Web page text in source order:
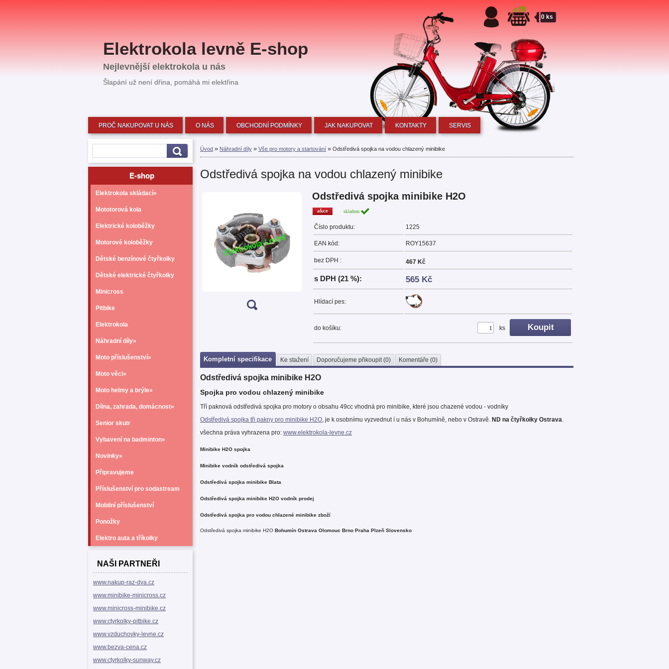
Elektrokola levně E-shop
Nejlevnější elektrokola u nás
Šlapání už není dřina, pomáhá mi elektřina
0 ks
PROČ NAKUPOVAT U NÁS O NÁS OBCHODNÍ PODMÍNKY JAK NAKUPOVAT KONTAKTY SERVIS
E-shop
Elektrokola skládací»
Mototorová kola
Elektrické koloběžky
Motorové koloběžky
Dětské benzínové čtyřkolky
Dětské elektrické čtyřkolky
Minicross
Pitbike
Elektrokola
Náhradní díly»
Moto příslušenství»
Moto věci»
Moto helmy a brýle»
Dílna, zahrada, domácnost»
Senior skutr
Vybavení na badminton»
Novinky»
Připravujeme
Příslušenství pro sodastream
Mobilní příslušenství
Ponožky
Elektro auta a tříkolky
NAŠI PARTNEŘI
www.nakup-raz-dva.cz
www.minibike-minicross.cz
www.minicross-minibike.cz
www.ctyrkolky-pitbike.cz
www.vzduchovky-levne.cz
www.bezva-cena.cz
www.ctyrkolky-sunway.cz
Úvod » Náhradní díly » Vše pro motory a startování » Odstředivá spojka na vodou chlazený minibike
Odstředivá spojka na vodou chlazený minibike
Odstředivá spojka minibike H2O
akce skladem
Číslo produktu: 1225
EAN kód: ROY15637
bez DPH : 467 Kč
s DPH (21 %): 565 Kč
Hlídací pes:
do košíku: ks
Kompletní specifikace Ke stažení Doporučujeme přikoupit (0) Komentáře (0)
Odstředivá spojka minibike H2O
Spojka pro vodou chlazený minibike
Tří paknová odstředivá spojka pro motory o obsahu 49cc vhodná pro minibike, které jsou chazené vodou - vodníky
Odstředivá spojka tři pakny pro minibike H2O, je k osobnímu vyzvednut í u nás v Bohumíně, nebo v Ostravě. ND na čtyřkolky Ostrava.
všechna práva vyhrazena pro: www.elektrokola-levne.cz
Minibike H2O spojka
Minibike vodník odstředivá spojka
Odstředivá spojka minibike Blata
Odstředivá spojka minibike H2O vodník prodej
Odstředivá spojka pro vodou chlazené minibike zboží
Odstředivá spojka minibike H2O Bohumín Ostrava Olomouc Brno Praha Plzeň Slovensko